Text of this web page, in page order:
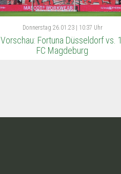
Donnerstag 26.01.23 | 10:37 Uhr
Vorschau: Fortuna Düsseldorf vs. 1.
FC Magdeburg